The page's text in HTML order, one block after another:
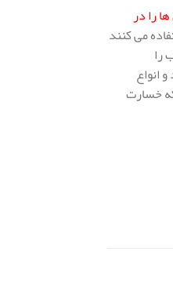
را در
می کنند
را
انواع
خسارت